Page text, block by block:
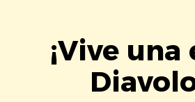
¡Vive